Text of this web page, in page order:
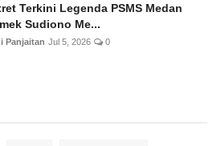
Terkini Legenda PSMS Medan
Sudiono Me...
Panjaitan Jul 5, 2026 0